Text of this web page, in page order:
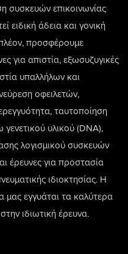
συσκευών επικοινωνίας
ειδική άδεια και γονική
προσφέρουμε
για απιστία, εξωσυζυγικές
υπαλλήλων και
οφειλετών,
ταυτοποίηση
γενετικού υλικού (DNA),
λογισμικού συσκευών
έρευνες για προστασία
ιδιοκτησίας. Η
μας εγγυάται τα καλύτερα
ιδιωτική έρευνα.